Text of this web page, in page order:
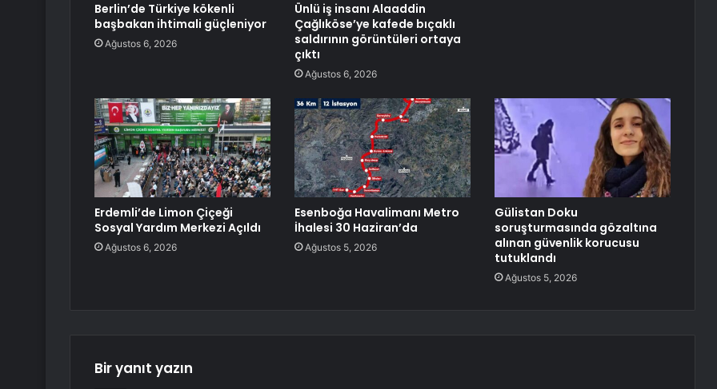
Berlin’de Türkiye kökenli
başbakan ihtimali güçleniyor
Ağustos 6, 2026
Ünlü iş insanı Alaaddin
Çağlıköse’ye kafede bıçaklı
saldırının görüntüleri ortaya
çıktı
Ağustos 6, 2026
Erdemli’de Limon Çiçeği
Sosyal Yardım Merkezi Açıldı
Ağustos 6, 2026
Esenboğa Havalimanı Metro
İhalesi 30 Haziran’da
Ağustos 5, 2026
Gülistan Doku
soruşturmasında gözaltına
alınan güvenlik korucusu
tutuklandı
Ağustos 5, 2026
Bir yanıt yazın